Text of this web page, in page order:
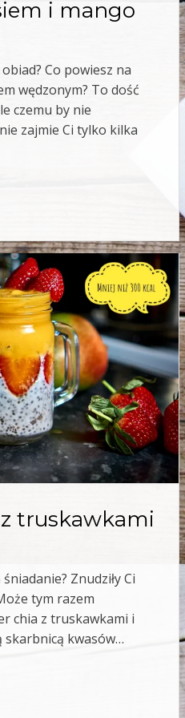
i mango
Co powiesz na
wędzonym? To dość
czemu by nie
zajmie Ci tylko kilka
truskawkami
Znudziły Ci
tym razem
chia z truskawkami i
skarbnicą kwasów…